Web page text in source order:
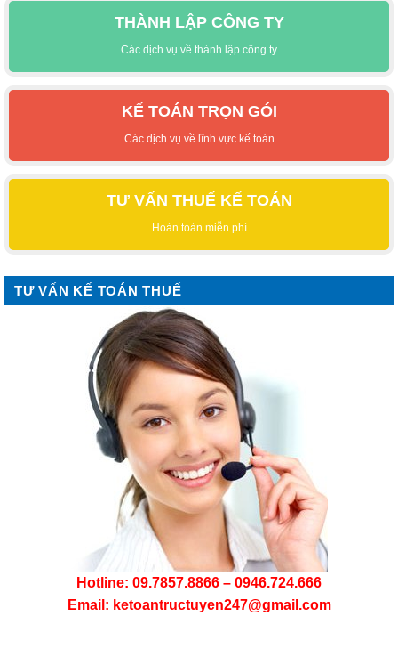
THÀNH LẬP CÔNG TY
Các dịch vụ về thành lập công ty
KẾ TOÁN TRỌN GÓI
Các dịch vụ về lĩnh vực kế toán
TƯ VẤN THUẾ KẾ TOÁN
Hoàn toàn miễn phí
TƯ VẤN KẾ TOÁN THUẾ
Hotline: 09.7857.8866 – 0946.724.666
Email: ketoantructuyen247@gmail.com